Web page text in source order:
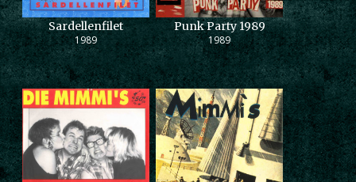
Sardellenfilet
1989
Punk Party 1989
1989